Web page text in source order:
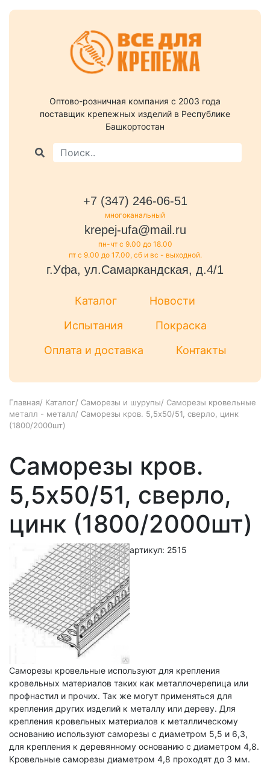
Оптово-розничная компания c 2003 года
поставщик крепежных изделий в Республике
Башкортостан
+7 (347) 246-06-51
многоканальный
krepej-ufa@mail.ru
пн-чт с 9.00 до 18.00
пт с 9.00 до 17.00, сб и вс - выходной.
г.Уфа, ул.Самаркандская, д.4/1
Каталог
Новости
Испытания
Покраска
Оплата и доставка
Контакты
Главная/ Каталог/ Саморезы и шурупы/ Саморезы кровельные
металл - металл/ Саморезы кров. 5,5x50/51, сверло, цинк
(1800/2000шт)
Саморезы кров.
5,5x50/51, сверло,
цинк (1800/2000шт)
артикул: 2515
Саморезы кровельные используют для крепления
кровельных материалов таких как металлочерепица или
профнастил и прочих. Так же могут применяться для
крепления других изделий к металлу или дереву. Для
крепления кровельных материалов к металлическому
основанию используют саморезы с диаметром 5,5 и 6,3,
для крепления к деревянному основанию с диаметром 4,8.
Кровельные саморезы диаметром 4,8 проходят до 3 мм.